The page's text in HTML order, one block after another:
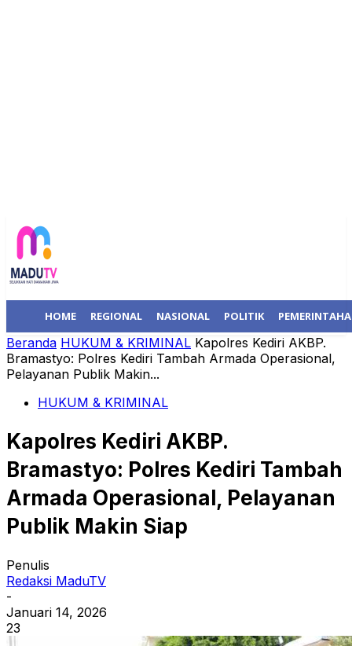
HOME REGIONAL NASIONAL POLITIK
Beranda HUKUM & KRIMINAL Kapolres Kediri AKBP.
Bramastyo: Polres Kediri Tambah Armada Operasional,
Pelayanan Publik Makin...
HUKUM & KRIMINAL
Kapolres Kediri AKBP.
Bramastyo: Polres Kediri Tambah
Armada Operasional, Pelayanan
Publik Makin Siap
Penulis
Redaksi MaduTV
-
Januari 14, 2026
23